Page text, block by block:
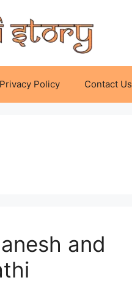
Privacy Policy Contact Us
and